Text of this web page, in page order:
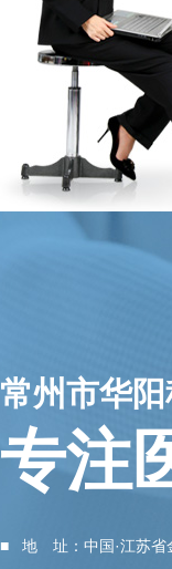
常州市华
专注
■ 地 址：中国·江苏省